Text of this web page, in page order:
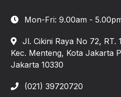
Mon-Fri: 9.00am -
Jl. Cikini Raya No 72, RT.
Kec. Menteng, Kota Jakarta
Jakarta 10330
(021) 39720720